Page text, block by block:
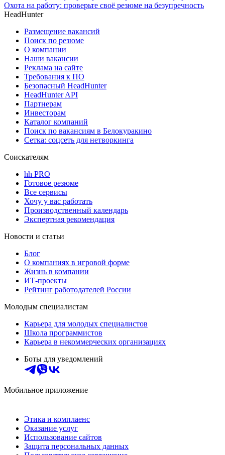
Охота на работу: проверьте своё резюме на безупречность
HeadHunter
Размещение вакансий
Поиск по резюме
О компании
Наши вакансии
Реклама на сайте
Требования к ПО
Безопасный HeadHunter
HeadHunter API
Партнерам
Инвесторам
Каталог компаний
Поиск по вакансиям в Белокуракино
Сетка: соцсеть для нетворкинга
Соискателям
hh PRO
Готовое резюме
Все сервисы
Хочу у вас работать
Производственный календарь
Экспертная рекомендация
Новости и статьи
Блог
О компаниях в игровой форме
Жизнь в компании
ИТ-проекты
Рейтинг работодателей России
Молодым специалистам
Карьера для молодых специалистов
Школа программистов
Карьера в некоммерческих организациях
Боты для уведомлений
Мобильное приложение
Этика и комплаенс
Оказание услуг
Использование сайтов
Защита персональных данных